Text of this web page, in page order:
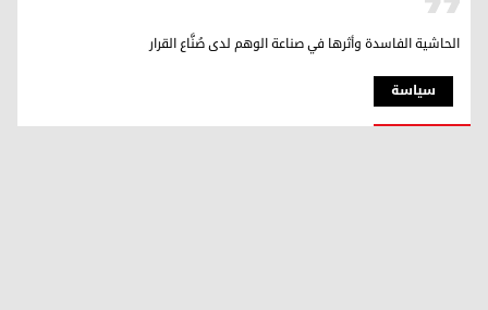
سیاسة
الحاشية الفاسدة وأثرها في صناعة الوهم لدى صُنَّاع القرار